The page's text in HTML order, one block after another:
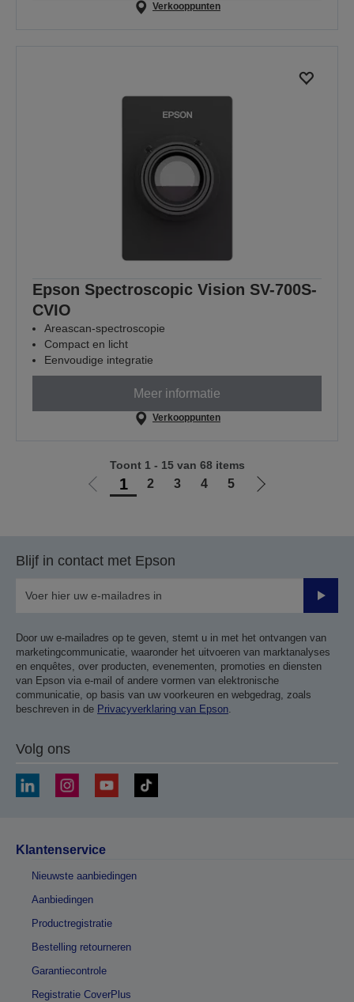
Verkooppunten
Epson Spectroscopic Vision SV-700S-
CVIO
Areascan-spectroscopie
Compact en licht
Eenvoudige integratie
Meer informatie
Verkooppunten
Ga
1 2 3 4 5
Ga
Toont 1 - 15 van 68 items
Blijf in contact met Epson
Door uw e-mailadres op te geven, stemt u in met het ontvangen van
marketingcommunicatie, waaronder het uitvoeren van marktanalyses
en enquêtes, over producten, evenementen, promoties en diensten
van Epson via e-mail of andere vormen van elektronische
communicatie, op basis van uw voorkeuren en webgedrag, zoals
beschreven in de Privacyverklaring van Epson.
Volg ons
Klantenservice
Nieuwste aanbiedingen
Aanbiedingen
Productregistratie
Bestelling retourneren
Garantiecontrole
Registratie CoverPlus